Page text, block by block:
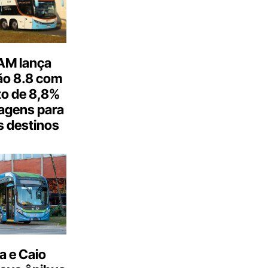
lança
8.8 com
de 8,8%
para
destinos
e Caio